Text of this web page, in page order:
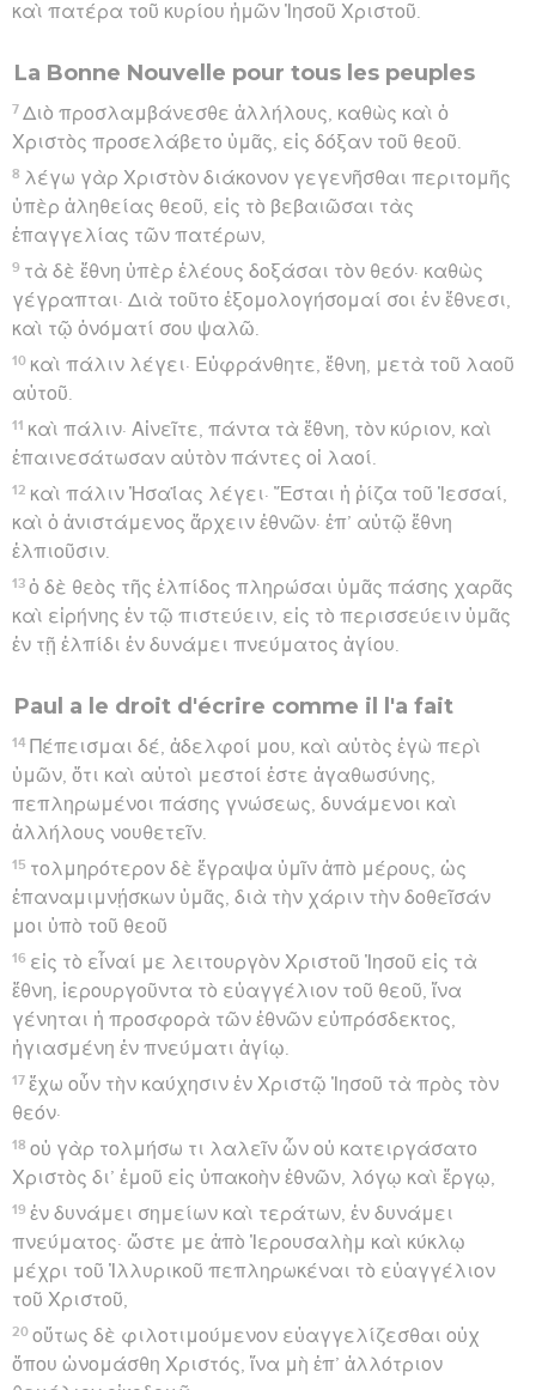
καὶ πατέρα τοῦ κυρίου ἡμῶν Ἰησοῦ Χριστοῦ.
La Bonne Nouvelle pour tous les peuples
7 Διὸ προσλαμβάνεσθε ἀλλήλους, καθὼς καὶ ὁ
Χριστὸς προσελάβετο ὑμᾶς, εἰς δόξαν τοῦ θεοῦ.
8 λέγω γὰρ Χριστὸν διάκονον γεγενῆσθαι περιτομῆς
ὑπὲρ ἀληθείας θεοῦ, εἰς τὸ βεβαιῶσαι τὰς
ἐπαγγελίας τῶν πατέρων,
9 τὰ δὲ ἔθνη ὑπὲρ ἐλέους δοξάσαι τὸν θεόν· καθὼς
γέγραπται· Διὰ τοῦτο ἐξομολογήσομαί σοι ἐν ἔθνεσι,
καὶ τῷ ὀνόματί σου ψαλῶ.
10 καὶ πάλιν λέγει· Εὐφράνθητε, ἔθνη, μετὰ τοῦ λαοῦ
αὐτοῦ.
11 καὶ πάλιν· Αἰνεῖτε, πάντα τὰ ἔθνη, τὸν κύριον, καὶ
ἐπαινεσάτωσαν αὐτὸν πάντες οἱ λαοί.
12 καὶ πάλιν Ἠσαΐας λέγει· Ἔσται ἡ ῥίζα τοῦ Ἰεσσαί,
καὶ ὁ ἀνιστάμενος ἄρχειν ἐθνῶν· ἐπ’ αὐτῷ ἔθνη
ἐλπιοῦσιν.
13 ὁ δὲ θεὸς τῆς ἐλπίδος πληρώσαι ὑμᾶς πάσης χαρᾶς
καὶ εἰρήνης ἐν τῷ πιστεύειν, εἰς τὸ περισσεύειν ὑμᾶς
ἐν τῇ ἐλπίδι ἐν δυνάμει πνεύματος ἁγίου.
Paul a le droit d'écrire comme il l'a fait
14 Πέπεισμαι δέ, ἀδελφοί μου, καὶ αὐτὸς ἐγὼ περὶ
ὑμῶν, ὅτι καὶ αὐτοὶ μεστοί ἐστε ἀγαθωσύνης,
πεπληρωμένοι πάσης γνώσεως, δυνάμενοι καὶ
ἀλλήλους νουθετεῖν.
15 τολμηρότερον δὲ ἔγραψα ὑμῖν ἀπὸ μέρους, ὡς
ἐπαναμιμνῄσκων ὑμᾶς, διὰ τὴν χάριν τὴν δοθεῖσάν
μοι ὑπὸ τοῦ θεοῦ
16 εἰς τὸ εἶναί με λειτουργὸν Χριστοῦ Ἰησοῦ εἰς τὰ
ἔθνη, ἱερουργοῦντα τὸ εὐαγγέλιον τοῦ θεοῦ, ἵνα
γένηται ἡ προσφορὰ τῶν ἐθνῶν εὐπρόσδεκτος,
ἡγιασμένη ἐν πνεύματι ἁγίῳ.
17 ἔχω οὖν τὴν καύχησιν ἐν Χριστῷ Ἰησοῦ τὰ πρὸς τὸν
θεόν·
18 οὐ γὰρ τολμήσω τι λαλεῖν ὧν οὐ κατειργάσατο
Χριστὸς δι’ ἐμοῦ εἰς ὑπακοὴν ἐθνῶν, λόγῳ καὶ ἔργῳ,
19 ἐν δυνάμει σημείων καὶ τεράτων, ἐν δυνάμει
πνεύματος· ὥστε με ἀπὸ Ἰερουσαλὴμ καὶ κύκλῳ
μέχρι τοῦ Ἰλλυρικοῦ πεπληρωκέναι τὸ εὐαγγέλιον
τοῦ Χριστοῦ,
20 οὕτως δὲ φιλοτιμούμενον εὐαγγελίζεσθαι οὐχ
ὅπου ὠνομάσθη Χριστός, ἵνα μὴ ἐπ’ ἀλλότριον